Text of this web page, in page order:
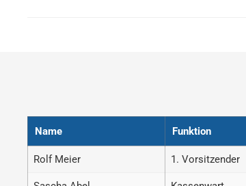
Name Funktion
Rolf Meier 1. Vorsitzender